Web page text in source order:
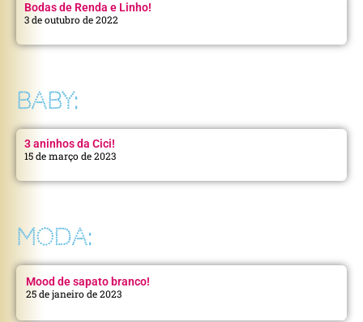
Bodas de Renda e Linho!
3 de outubro de 2022
BABY:
3 aninhos da Cici!
15 de março de 2023
MODA:
Mood de sapato branco!
25 de janeiro de 2023